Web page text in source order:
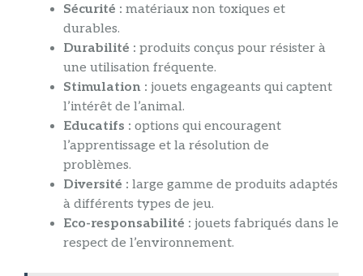
Sécurité : matériaux non toxiques et
durables.
Durabilité : produits conçus pour résister à
une utilisation fréquente.
Stimulation : jouets engageants qui captent
l’intérêt de l’animal.
Educatifs : options qui encouragent
l’apprentissage et la résolution de
problèmes.
Diversité : large gamme de produits adaptés
à différents types de jeu.
Eco-responsabilité : jouets fabriqués dans le
respect de l’environnement.